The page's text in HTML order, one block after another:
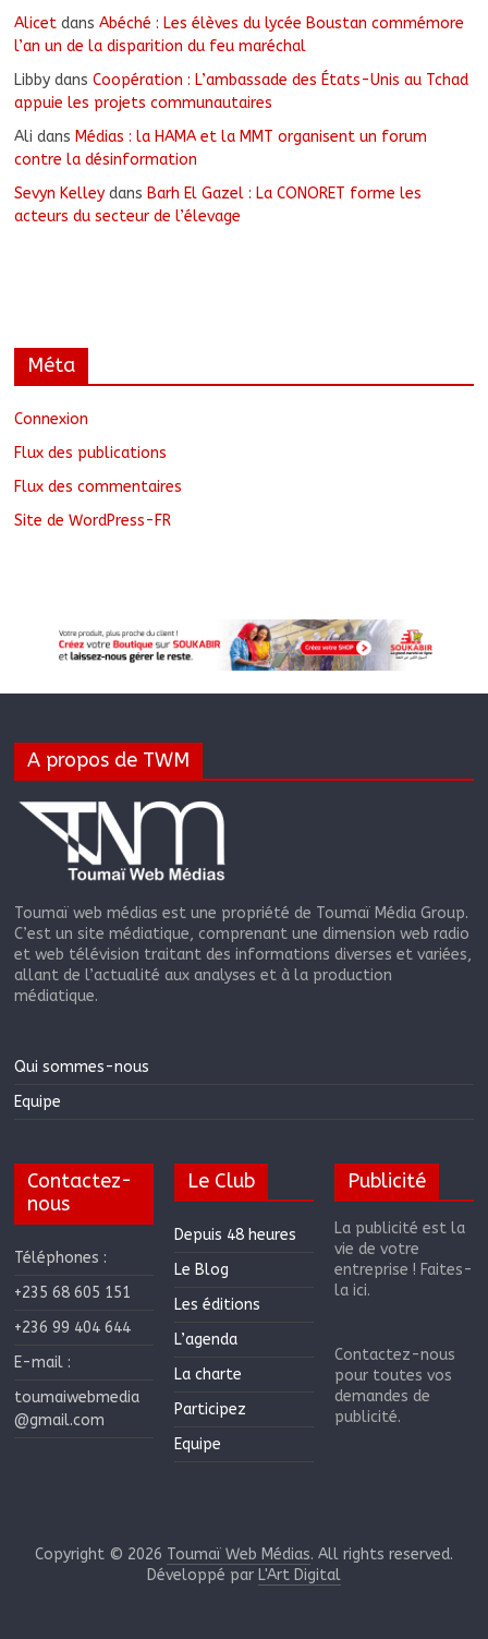
Alicet dansAbéché : Les élèves du lycée Boustan commémore
l’an un de la disparition du feu maréchal
Libby dansCoopération : L’ambassade des États-Unis au Tchad
appuie les projets communautaires
Ali dans Médias : la HAMA et la MMT organisent un forum
contre la désinformation
Sevyn Kelley dans Barh El Gazel : La CONORET forme les
acteurs du secteur de l’élevage
Méta
Connexion
Flux des publications
Flux des commentaires
Site de WordPress-FR
A propos de TWM
Toumaï web médias est une propriété de Toumaï Média Group.
C’est un site médiatique, comprenant une dimension web radio
et web télévision traitant des informations diverses et variées,
allant de l’actualité aux analyses et à la production
médiatique.
Qui sommes-nous
Equipe
Contactez-
nous
Téléphones :
+235 68 605 151
+236 99 404 644
E-mail :
toumaiwebmedia
@gmail.com
Le Club
Depuis 48 heures
Le Blog
Les éditions
L’agenda
La charte
Participez
Equipe
Publicité
La publicité est la
vie de votre
entreprise ! Faites-
la ici.
Contactez-nous
pour toutes vos
demandes de
publicité.
Copyright © 2026 Toumaï Web Médias. All rights reserved.
Développé par L'Art Digital